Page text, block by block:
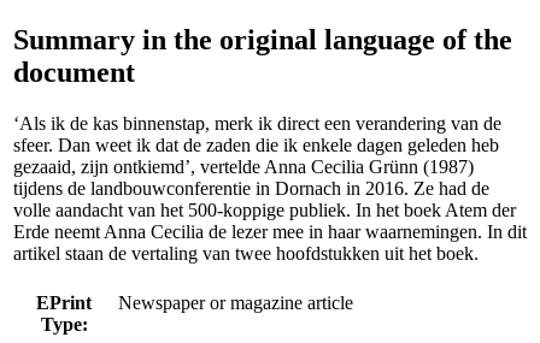
Summary in the original language of the
document
‘Als ik de kas binnenstap, merk ik direct een verandering van de
sfeer. Dan weet ik dat de zaden die ik enkele dagen geleden heb
gezaaid, zijn ontkiemd’, vertelde Anna Cecilia Grünn (1987)
tijdens de landbouwconferentie in Dornach in 2016. Ze had de
volle aandacht van het 500-koppige publiek. In het boek Atem der
Erde neemt Anna Cecilia de lezer mee in haar waarnemingen. In dit
artikel staan de vertaling van twee hoofdstukken uit het boek.
EPrint
Type:
Newspaper or magazine article